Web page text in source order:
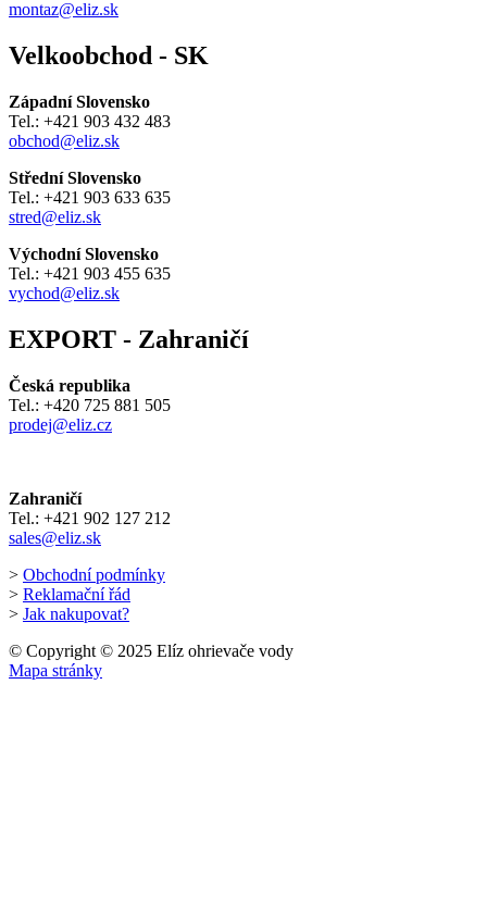
montaz@eliz.sk
Velkoobchod - SK
Západní Slovensko
Tel.: +421 903 432 483
obchod@eliz.sk
Střední Slovensko
Tel.: +421 903 633 635
stred@eliz.sk
Východní Slovensko
Tel.: +421 903 455 635
vychod@eliz.sk
EXPORT - Zahraničí
Česká republika
Tel.: +420 725 881 505
prodej@eliz.cz
Zahraničí
Tel.: +421 902 127 212
sales@eliz.sk
> Obchodní podmínky
> Reklamační řád
> Jak nakupovat?
© Copyright © 2025 Elíz ohrievače vody
Mapa stránky